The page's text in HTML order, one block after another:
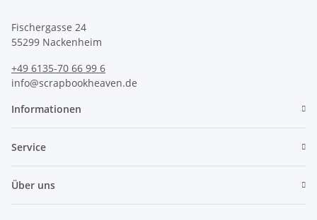
Fischergasse 24
55299 Nackenheim
+49 6135-70 66 99 6
info@scrapbookheaven.de
Informationen
Service
Über uns